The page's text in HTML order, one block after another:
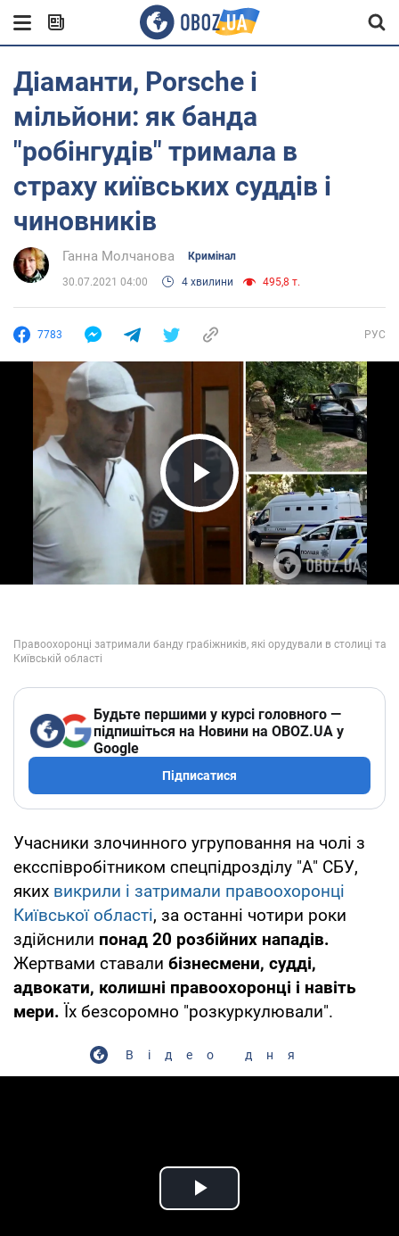
Діаманти, Porsche і
мільйони: як банда
"робінгудів" тримала в
страху київських суддів і
чиновників
Ганна Молчанова Кримінал
30.07.2021 04:00 4 хвилини 495,8 т.
7783 РУС
Play Video
Будьте першими у курсі головного —
підпишіться на Новини на OBOZ.UA у
Google
Підписатися
Учасники злочинного угруповання на чолі з
ексспівробітником спецпідрозділу "А" СБУ,
яких викрили і затримали правоохоронці
Київської області, за останні чотири роки
здійснили понад 20 розбійних нападів.
Жертвами ставали бізнесмени, судді,
адвокати, колишні правоохоронці і навіть
мери. Їх безсоромно "розкуркулювали".
Відео дня
Play Video